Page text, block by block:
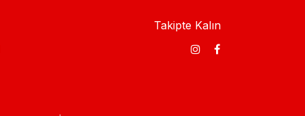
Takipte Kalın